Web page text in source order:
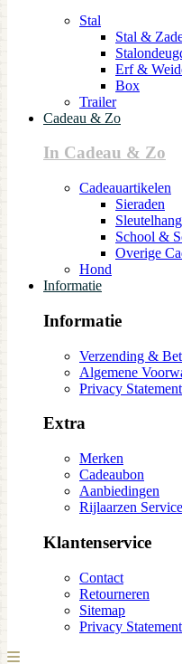
Stal
Stal &
Erf &
Box
Trailer
Cadeau & Zo
In Cadeau & Zo
Cadeauartikelen
Sieraden
School &
Overige
Hond
Informatie
Informatie
Verzending &
Algemene
Privacy Statement
Extra
Merken
Cadeaubon
Aanbiedingen
Rijlaarzen Service
Klantenservice
Contact
Retourneren
Sitemap
Privacy Statement